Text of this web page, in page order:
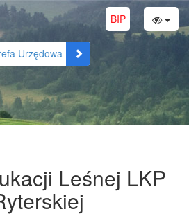
Urzędowa
BIP
Leśnej LKP